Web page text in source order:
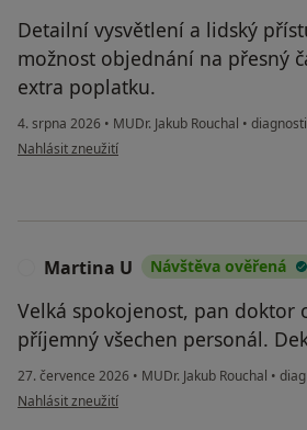
Detailní vysvětlení a lidský
možnost objednání na přesný
extra poplatku.
4. srpna 2026 • MUDr. Jakub Rouchal •
podle názoru uživatele ZK
Nahlásit zneužití
Martina U Návštěva ověřená
Velká spokojenost, pan doktor
příjemný všechen personál.
27. července 2026 • MUDr. Jakub Rouchal •
podle názoru uživatele Martina U
Nahlásit zneužití